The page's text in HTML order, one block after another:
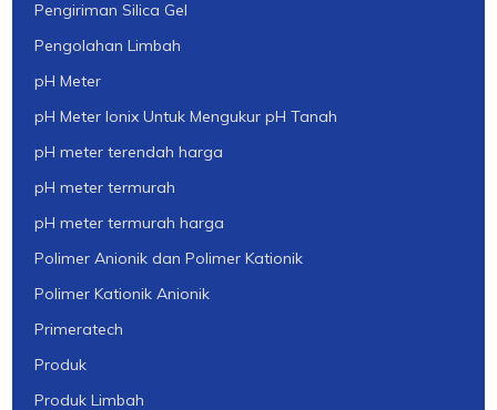
Pengiriman Silica Gel
Pengolahan Limbah
pH Meter
pH Meter Ionix Untuk Mengukur pH Tanah
pH meter terendah harga
pH meter termurah
pH meter termurah harga
Polimer Anionik dan Polimer Kationik
Polimer Kationik Anionik
Primeratech
Produk
Produk Limbah